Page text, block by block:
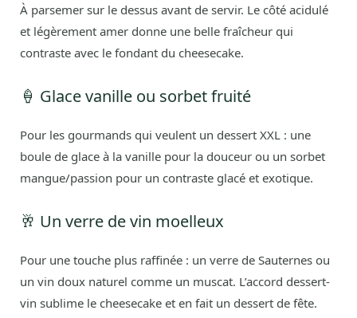
À parsemer sur le dessus avant de servir. Le côté acidulé
et légèrement amer donne une belle fraîcheur qui
contraste avec le fondant du cheesecake.
🍦 Glace vanille ou sorbet fruité
Pour les gourmands qui veulent un dessert XXL : une
boule de glace à la vanille pour la douceur ou un sorbet
mangue/passion pour un contraste glacé et exotique.
🥂 Un verre de vin moelleux
Pour une touche plus raffinée : un verre de Sauternes ou
un vin doux naturel comme un muscat. L’accord dessert-
vin sublime le cheesecake et en fait un dessert de fête.